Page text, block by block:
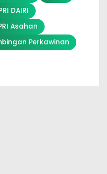
DAIRI
Asahan
Perkawinan